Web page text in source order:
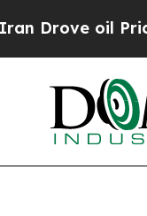
Prices Higher,